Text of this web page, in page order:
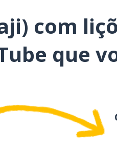
mizu
issho
naru
sō
com
que